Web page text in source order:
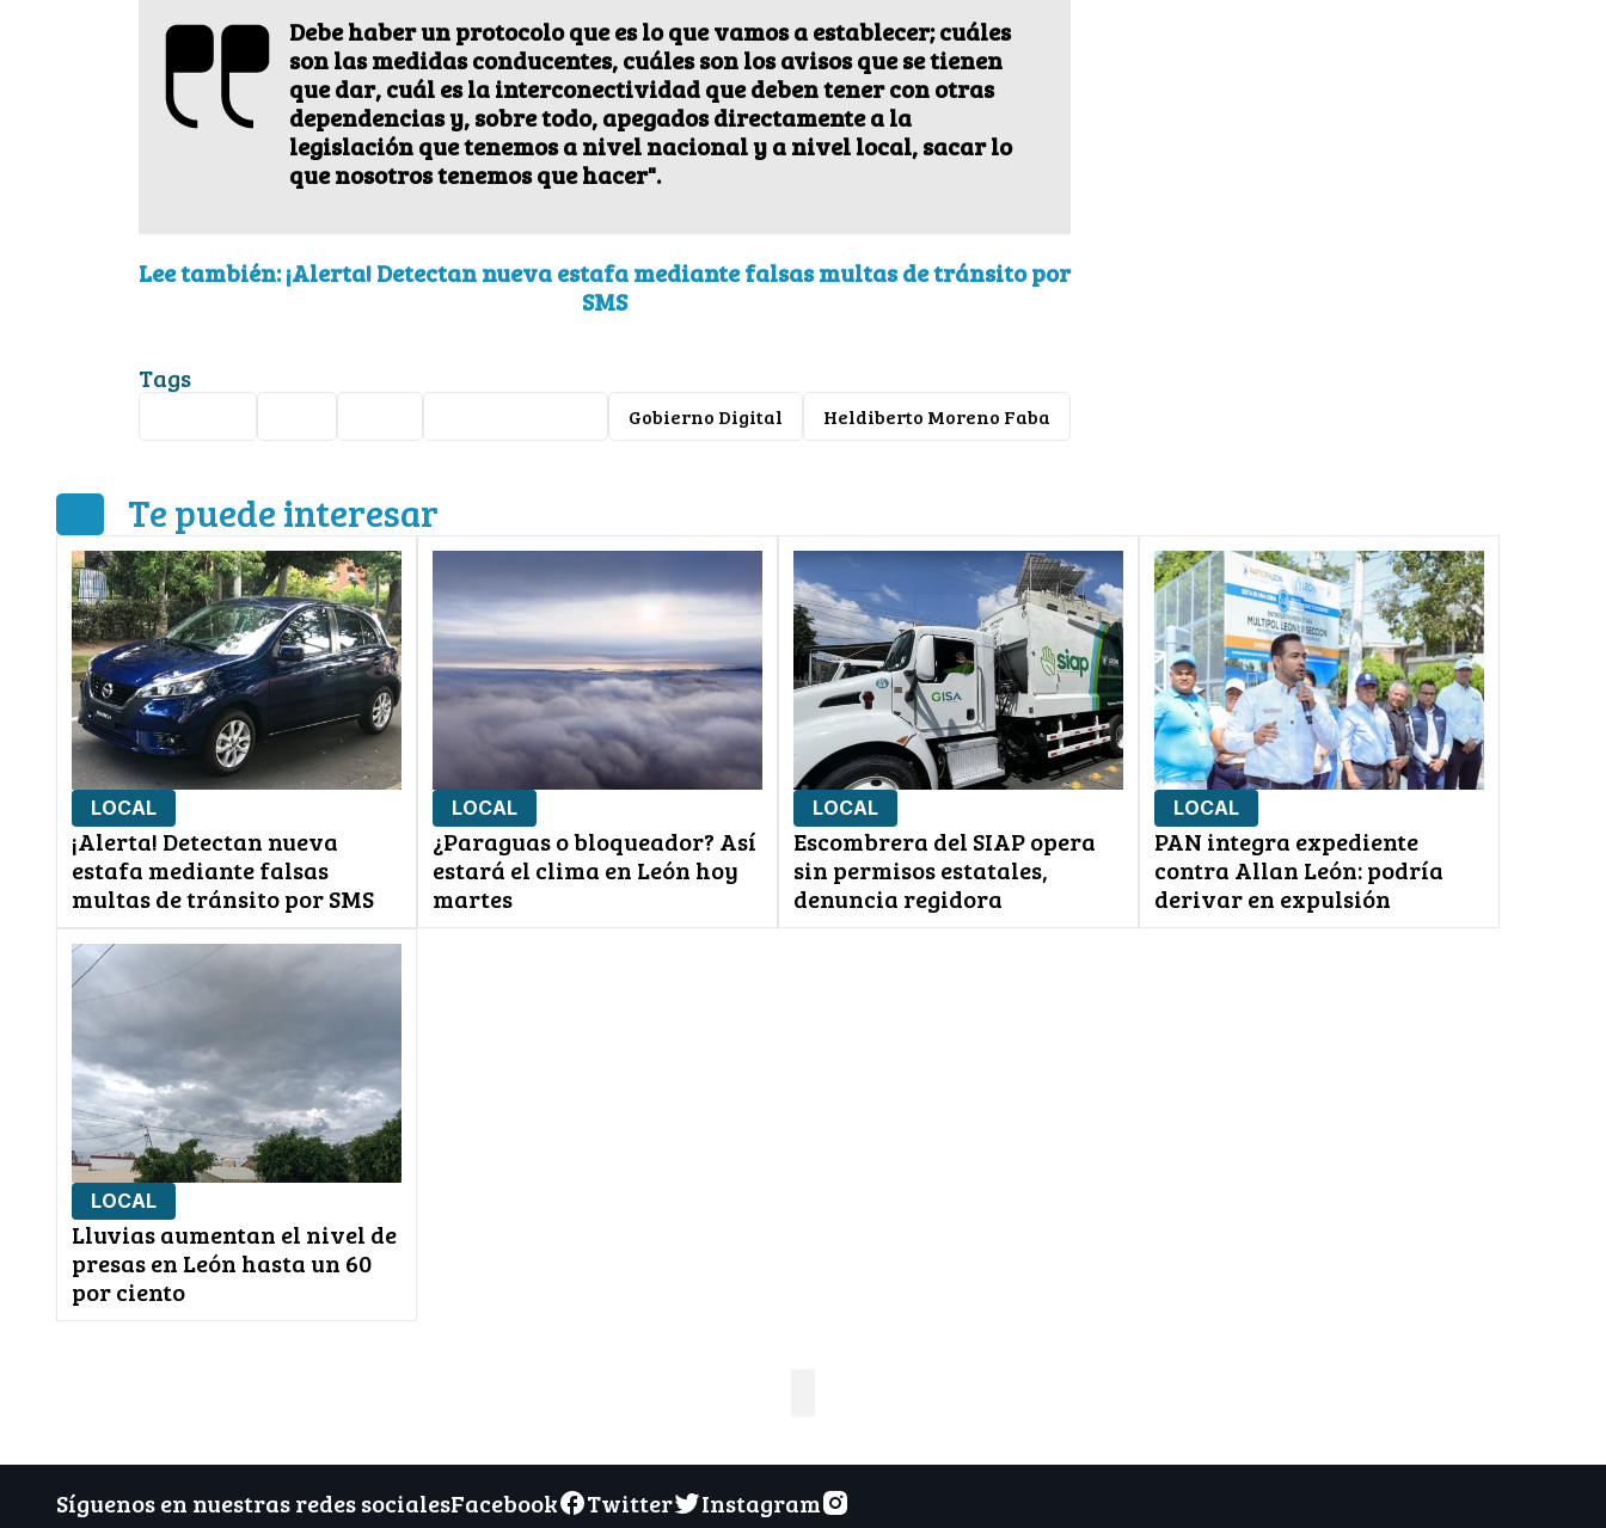
Debe haber un protocolo que es lo que vamos a establecer; cuáles
son las medidas conducentes, cuáles son los avisos que se tienen
que dar, cuál es la interconectividad que deben tener con otras
dependencias y, sobre todo, apegados directamente a la
legislación que tenemos a nivel nacional y a nivel local, sacar lo
que nosotros tenemos que hacer".
Lee también: ¡Alerta! Detectan nueva estafa mediante falsas multas de tránsito por
SMS
Tags
Gobierno Digital Heldiberto Moreno Faba
Te puede interesar
LOCAL
¡Alerta! Detectan nueva
estafa mediante falsas
multas de tránsito por SMS
LOCAL
¿Paraguas o bloqueador? Así
estará el clima en León hoy
martes
LOCAL
Escombrera del SIAP opera
sin permisos estatales,
denuncia regidora
LOCAL
PAN integra expediente
contra Allan León: podría
derivar en expulsión
LOCAL
Lluvias aumentan el nivel de
presas en León hasta un 60
por ciento
Síguenos en nuestras redes socialesFacebook Twitter Instagram